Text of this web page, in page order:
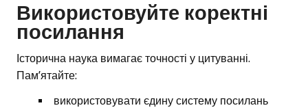
Використовуйте коректні
посилання
Історична наука вимагає точності у цитуванні.
Пам’ятайте:
використовувати єдину систему посилань